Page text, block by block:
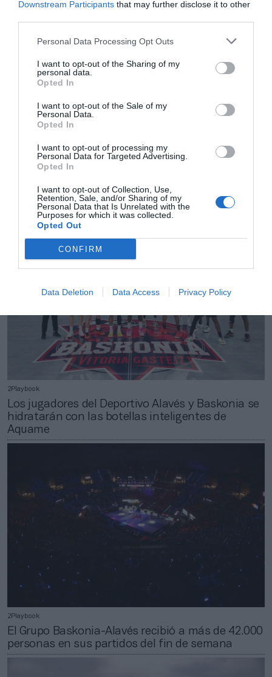
Downstream Participants that may further disclose it to other
Personal Data Processing Opt Outs
I want to opt-out of the Sharing of my
personal data.
Opted In
I want to opt-out of the Sale of my
Personal Data.
Opted In
I want to opt-out of processing my
Personal Data for Targeted Advertising.
Opted In
I want to opt-out of Collection, Use,
Retention, Sale, and/or Sharing of my
Personal Data that Is Unrelated with the
Purposes for which it was collected.
Opted Out
CONFIRM
Data Deletion Data Access Privacy Policy
2Playbook
24 y presupuesto récord de 77 millones para 24-
2Playbook
Los jugadores del Deportivo Alavés y Baskonia se
hidratarán con las botellas inteligentes de
Aquame
2Playbook
El Grupo Baskonia-Alavés recibió a más de 42.000
personas en sus partidos del fin de semana